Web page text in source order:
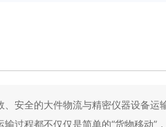
安全的大件物流与精密仪器设备运
过程都不仅仅是简单的“货物移动”